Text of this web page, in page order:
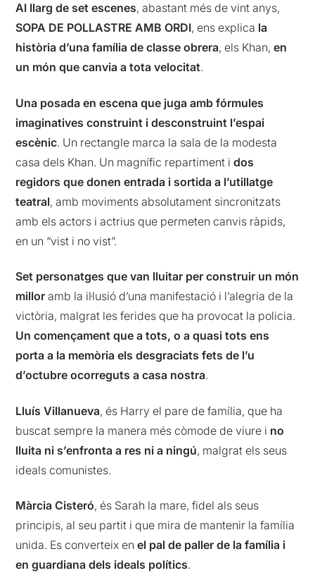
Al llarg de set escenes, abastant més de vint anys,
SOPA DE POLLASTRE AMB ORDI, ens explica la
història d’una família de classe obrera, els Khan,en
un món que canvia a tota velocitat.
Una posada en escena que juga amb fórmules
imaginatives construint i desconstruint l’espai
escènic. Un rectangle marca la sala de la modesta
casa dels Khan. Un magnífic repartiment idos
regidors que donen entrada i sortida a l’utillatge
teatral, amb moviments absolutament sincronitzats
amb els actors i actrius que permeten canvis ràpids,
en un “vist i no vist”.
Set personatges que van lluitar per construir un món
millor amb la il·lusió d’una manifestació i l’alegria de la
victòria, malgrat les ferides que ha provocat la policia.
Un començament que a tots, o a quasi tots ens
porta a la memòria els desgraciats fets de l’u
d’octubre ocorreguts a casa nostra.
Lluís Villanueva, és Harry el pare de família, que ha
buscat sempre la manera més còmode de viure i no
lluita ni s’enfronta a res ni a ningú, malgrat els seus
ideals comunistes.
Màrcia Cisteró, és Sarah la mare, fidel als seus
principis, al seu partit i que mira de mantenir la família
unida. Es converteix enel pal de paller de la família i
en guardiana dels ideals polítics.